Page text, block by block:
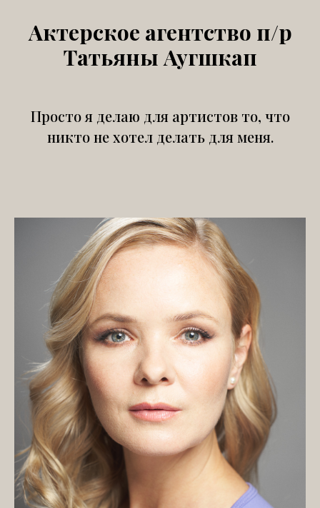
Актерское агентство п/р
Татьяны Аугшкап
Просто я делаю для артистов то, что
никто не хотел делать для меня.